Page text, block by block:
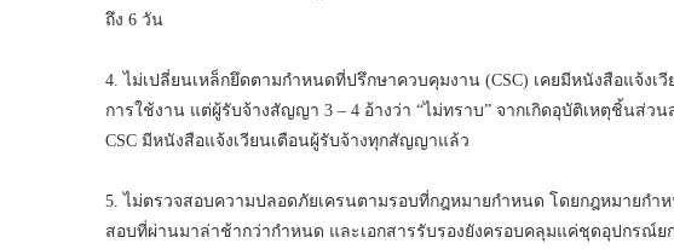
ถึง 6 วัน
4. ไม่เปลี่ยนเหล็กยึดตามกำหนดที่ปรึกษาควบคุมงาน (CSC) เคยมีหนังสือแจ้งเวี
การใช้งาน แต่ผู้รับจ้างสัญญา 3 – 4 อ้างว่า “ไม่ทราบ” จากเกิดอุบัติเหตุชิ้นส่ว
CSC มีหนังสือแจ้งเวียนเตือนผู้รับจ้างทุกสัญญาแล้ว
5. ไม่ตรวจสอบความปลอดภัยเครนตามรอบที่กฎหมายกำหนด โดยกฎหมายกำ
สอบที่ผ่านมาล่าช้ากว่ากำหนด และเอกสารรับรองยังครอบคลุมแค่ชุดอุปกรณ์ย